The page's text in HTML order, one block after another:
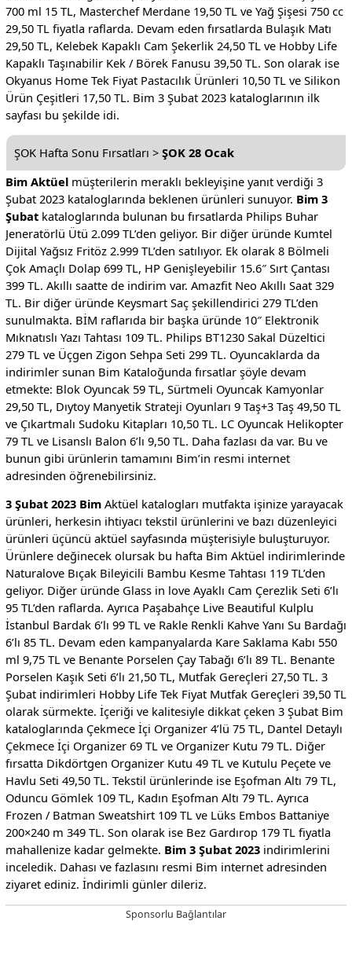
700 ml 15 TL, Masterchef Merdane 19,50 TL ve Yağ Şişesi 750 cc
29,50 TL fiyatla raflarda. Devam eden fırsatlarda Bulaşık Matı
29,50 TL, Kelebek Kapaklı Cam Şekerlik 24,50 TL ve Hobby Life
Kapaklı Taşınabilir Kek / Börek Fanusu 39,50 TL. Son olarak ise
Okyanus Home Tek Fiyat Pastacılık Ürünleri 10,50 TL ve Silikon
Ürün Çeşitleri 17,50 TL. Bim 3 Şubat 2023 kataloglarının ilk
sayfası bu şekilde idi.
ŞOK Hafta Sonu Fırsatları > ŞOK 28 Ocak
Bim Aktüelmüşterilerin meraklı bekleyişine yanıt verdiği 3
Şubat 2023 kataloglarında beklenen ürünleri sunuyor. Bim 3
Şubatkataloglarında bulunan bu fırsatlarda Philips Buhar
Jeneratörlü Ütü 2.099 TL’den geliyor. Bir diğer üründe Kumtel
Dijital Yağsız Fritöz 2.999 TL’den satılıyor. Ek olarak 8 Bölmeli
Çok Amaçlı Dolap 699 TL, HP Genişleyebilir 15.6″ Sırt Çantası
399 TL. Akıllı saatte de indirim var. Amazfit Neo Akıllı Saat 329
TL. Bir diğer üründe Keysmart Saç şekillendirici 279 TL’den
sunulmakta. BİM raflarıda bir başka üründe 10″ Elektronik
Mıknatıslı Yazı Tahtası 109 TL. Philips BT1230 Sakal Düzeltici
279 TL ve Üçgen Zigon Sehpa Seti 299 TL. Oyuncaklarda da
indirimler sunan Bim Kataloğunda fırsatlar şöyle devam
etmekte: Blok Oyuncak 59 TL, Sürtmeli Oyuncak Kamyonlar
29,50 TL, Dıytoy Manyetik Strateji Oyunları 9 Taş+3 Taş 49,50 TL
ve Çıkartmalı Sudoku Kitapları 10,50 TL. LC Oyuncak Helikopter
79 TL ve Lisanslı Balon 6’lı 9,50 TL. Daha fazlası da var. Bu ve
bunun gibi ürünlerin tamamını Bim’in resmi internet
adresinden öğrenebilirsiniz.
3 Şubat 2023 BimAktüel katalogları mutfakta işinize yarayacak
ürünleri, herkesin ihtiyacı tekstil ürünlerini ve bazı düzenleyici
ürünleri üçüncü aktüel sayfasında müşterisiyle buluşturuyor.
Ürünlere değinecek olursak bu hafta Bim Aktüel indirimlerinde
Naturalove Bıçak Bileyicili Bambu Kesme Tahtası 119 TL’den
geliyor. Diğer üründe Glass in love Ayaklı Cam Çerezlik Seti 6’lı
95 TL’den raflarda. Ayrıca Paşabahçe Live Beautiful Kulplu
İstanbul Bardak 6’lı 99 TL ve Rakle Renkli Kahve Yanı Su Bardağı
6’lı 85 TL. Devam eden kampanyalarda Kare Saklama Kabı 550
ml 9,75 TL ve Benante Porselen Çay Tabağı 6’lı 89 TL. Benante
Porselen Kaşık Seti 6’lı 21,50 TL, Mutfak Gereçleri 27,50 TL. 3
Şubat indirimleri Hobby Life Tek Fiyat Mutfak Gereçleri 39,50 TL
olarak sürmekte. İçeriği ve kalitesiyle dikkat çeken 3 Şubat Bim
kataloglarında Çekmece İçi Organizer 4’lü 75 TL, Dantel Detaylı
Çekmece İçi Organizer 69 TL ve Organizer Kutu 79 TL. Diğer
fırsatta Dikdörtgen Organizer Kutu 49 TL ve Kutulu Peçete ve
Havlu Seti 49,50 TL. Tekstil ürünlerinde ise Eşofman Altı 79 TL,
Oduncu Gömlek 109 TL, Kadın Eşofman Altı 79 TL. Ayrıca
Frozen / Batman Sweatshirt 109 TL ve Lüks Embos Battaniye
200×240 m 349 TL. Son olarak ise Bez Gardırop 179 TL fiyatla
mahallenize kadar gelmekte. Bim 3 Şubat 2023indirimlerini
inceledik. Dahası ve fazlasını resmi Bim internet adresinden
ziyaret ediniz. İndirimli günler dileriz.
Sponsorlu Bağlantılar